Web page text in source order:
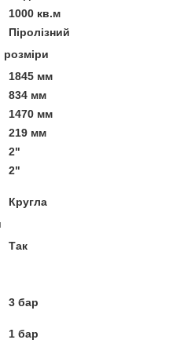
1000 кв.м
Піролізний
розміри
1845 мм
834 мм
1470 мм
219 мм
2"
2"
Кругла
Так
3 бар
1 бар